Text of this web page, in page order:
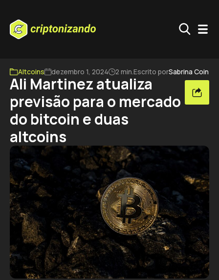
Altcoins dezembro 1, 2024 2 min.Escrito porSabrina Coin
Ali Martinez atualiza
previsão para o mercado
do bitcoin e duas
altcoins